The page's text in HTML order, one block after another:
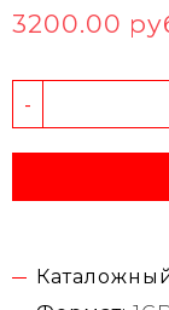
3200.00
-